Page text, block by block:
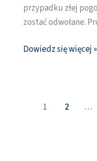
przypadku złej
zostać odwołane.
Dowiedz się więcej »
1 2 …